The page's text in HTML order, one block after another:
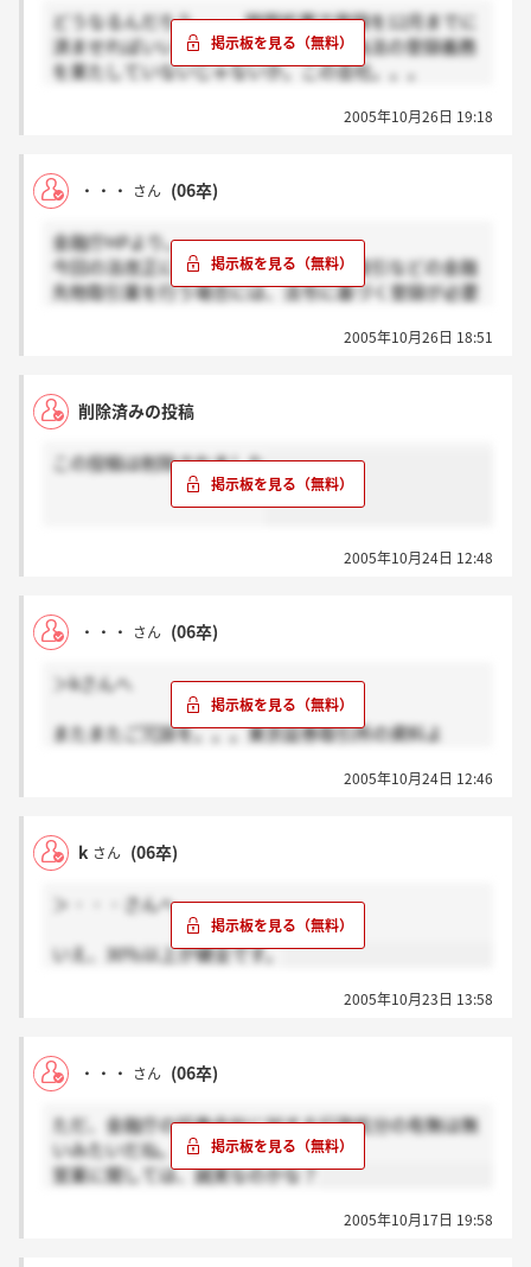
どうなるんだろう。。。時限処置で登録を12月までに
済ませればいいとはいっても、改正外為法の登録義務
を果たしていないじゃないか。この会社。。。
ぞ。。。
いよいよ証券業に本格参入するのか？それとも。。。
まあ、12月までに登録できれば問題ないけど。。。
2005年10月26日 19:18
・・・ さん (06卒)
金融庁HPより。。。
今回の法改正により、外国為替証拠金取引などの金融
先物取引業を行う場合には、法令に基づく登録が必要
拠金取引を行われる際には、その金融先物取引業者が
されることが大切です。
そんでもって、この会社が登録されているか調べて
う。。。
12月までに登録すればよいとのことですが。。。
2005年10月26日 18:51
削除済みの投稿
この投稿は削除されました
2005年10月24日 12:48
・・・ さん (06卒)
＞kさんへ
またまたご冗談を。。。東京証券取引所の資料よ
証券取引法では、自己資本規制比率の120％維持義
その証券会社に対して監督命令を発することができる
こととなっています。
また、東証としても、証券市場の安定性確保の観点か
ら、取引参加者の財務状況をモニターし、適時適切に
必要な措置を取ることとしています。具体的には、取
その水準に応じて売買の制限や停止等の対応を行うこ
況に関するモニタリング体制を強化し、不測の事態に
際し、適切な対応を取るべく万全を期しています。
自己資本規制比率 証券取引法等 東証取引参加者規程
等
140％を下回ったとき 金融庁に届出を要する。 東証に
2005年10月24日 12:46
k さん (06卒)
＞・・・さんへ
いえ、30％以上が健全です。
2005年10月23日 13:58
・・・ さん (06卒)
ただ、金融庁の証券会社に対する行政処分の有無は無
いみたいだね。。。
営業に関しては、誠実なのかな？
2005年10月17日 19:58